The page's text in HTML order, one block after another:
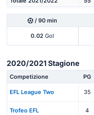
/ 90 min
0.02 Gol
2020/2021 Stagione
Competizione PG
EFL League Two 35
Trofeo EFL 4